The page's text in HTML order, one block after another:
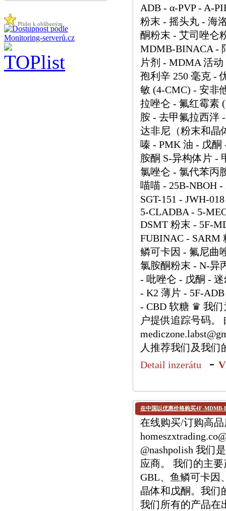
ADB - α-PVP - A-
粉末 - 摇头丸 - 海
酮粉末 - 艾司唑仑
MDMB-BINACA -
片剂 - MDMA 活
孢利辛 250 毫克 -
敏 (4-CMC) - 安非
拉唑仑 - 氟红霉素
胺 - 去甲氟拉西泮
达非尼（粉末和晶
嗪 - PMK 油 - 戊酮
胺酮 S-异构体片 -
氯唑仑 - 氯代苯丙
喵喵 - 25B-NBOH
SGT-151 - JWH-
5-CLADBA - 5-
DSMT 粉末 - 5F-
FUBINAC - SARM
鳞可卡因 - 氟尼曲
氯胺酮粉末 - N-异
- 吡唑仑 - 戊酮 -
- K2 薄片 - 5F-
- CBD 软糖 ♛ 我们
户提供追踪号码。
人推荐我们及我们
Detail inzerátu
-
在中国以优惠价格购买4F-MDMB-
在线购买/订购高品
@nashpolish 我们
应商。 我们的主要
GBL、鱼鳞可卡因
晶体和戊酮。我们
我们所有的产品在
Přidej k oblíbeným